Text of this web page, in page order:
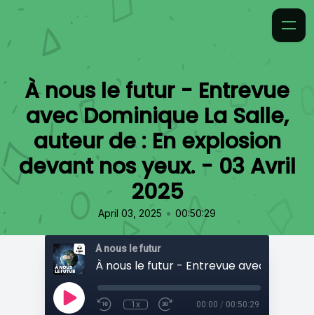
À nous le futur - Entrevue
avec Dominique La Salle,
auteur de : En explosion
devant nos yeux. - 03 Avril
2025
April 03, 2025 • 00:50:29
À nous le futur
1x 00:00 / 00:50:29